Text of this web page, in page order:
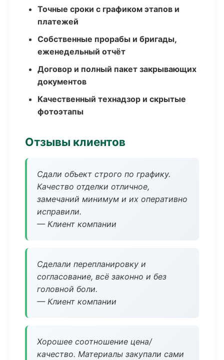
Точные сроки с графиком этапов и
платежей
Собственные прорабы и бригады,
еженедельный отчёт
Договор и полный пакет закрывающих
документов
Качественный технадзор и скрытые
фотоэтапы
Отзывы клиентов
Сдали объект строго по графику.
Качество отделки отличное,
замечаний минимум и их оперативно
исправили.
— Клиент компании
Сделали перепланировку и
согласование, всё законно и без
головной боли.
— Клиент компании
Хорошее соотношение цена/
качество. Материалы закупали сами